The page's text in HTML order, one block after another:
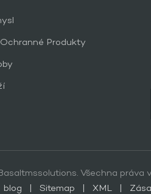
Produkty
Všechna práva
blog
Sitemap XML